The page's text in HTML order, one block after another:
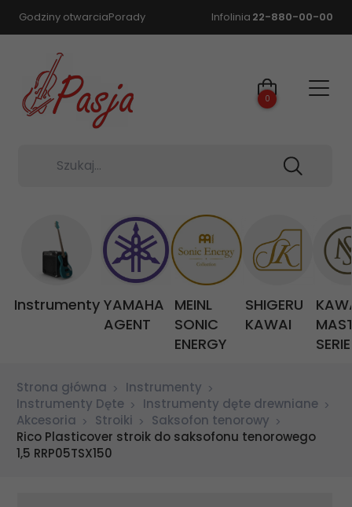
Godziny otwarciaPorady Infolinia 22-880-00-00
Szukaj...
0
Instrumenty YAMAHA
AGENT
MEINL
SONIC
ENERGY
SHIGERU
KAWAI
Strona główna
Instrumenty
Instrumenty Dęte
Instrumenty dęte drewniane
Akcesoria
Stroiki
Saksofon tenorowy
Rico Plasticover stroik do saksofonu tenorowego
1,5 RRP05TSX150